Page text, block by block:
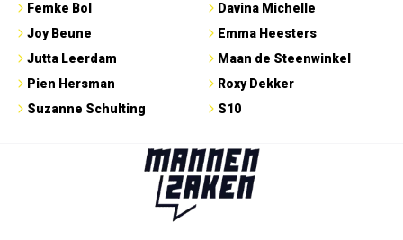
Femke Bol
Joy Beune
Jutta Leerdam
Pien Hersman
Suzanne Schulting
Davina Michelle
Emma Heesters
Maan de Steenwinkel
Roxy Dekker
S10